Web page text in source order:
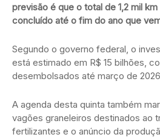
previsão é que o total de 1,2 mil
concluído até o fim do ano que
Segundo o governo federal, o
está estimado em R$ 15 bilhões,
desembolsados até março de
A agenda desta quinta também
vagões graneleiros destinados ao
fertilizantes e o anúncio da